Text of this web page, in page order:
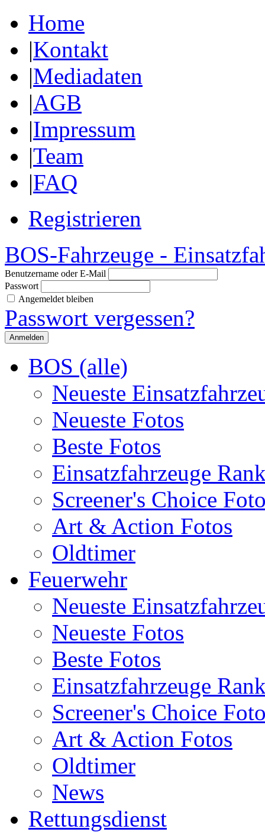
Home
|Kontakt
|Mediadaten
|AGB
|Impressum
|Team
|FAQ
Registrieren
BOS-Fahrzeuge -
Benutzername oder E-Mail
Passwort
Angemeldet bleiben
Passwort vergessen?
BOS (alle)
Neueste
Neueste Fotos
Beste Fotos
Einsatzfahrzeuge
Screener's Choice
Art & Action Fotos
Oldtimer
Feuerwehr
Neueste
Neueste Fotos
Beste Fotos
Einsatzfahrzeuge
Screener's Choice
Art & Action Fotos
Oldtimer
News
Rettungsdienst